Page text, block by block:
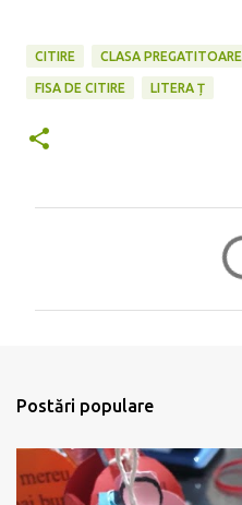
CITIRE CLASA PREGATITOARE
FISA DE CITIRE LITERA Ț
i
Postări populare